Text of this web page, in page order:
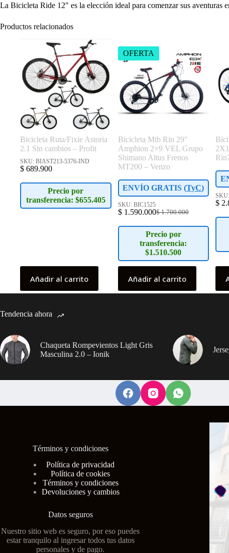
La Bicicleta Ride 12″ es la elección ideal para comenzar sus
Productos relacionados
Bicicleta Ruta/Fixie Astoria
2.1 Sin cambios – Profit
SKU: BIAST213-5376-IND
$ 689.900
Precio por
transferencia: $655.405
Añadir al carrito
OFERTA
Bicicleta Mtb Rin 29″
Amphion 2×9 VEL Grupo
Shimano Altus Frenos
MT200 – Venzo
ENVÍO GRATIS (TyC)
SKU: BIC1525
$1.700.000
El
precio
original
era:
$ 1.700.000.
$1.590.000El
precio
actual
es:
$ 1.590.000.
Precio por
transferencia:
$1.510.500
Añadir al carrito
$
Tendencia ahora
Chaqueta Rompevientos Light Gris
Masculina 2.0 – Ionik
Términos y condiciones
Política de privacidad
Política de cookies
Términos y condiciones
Devoluciones y cambios
Datos seguros
Nuestro sitio web es seguro, por eso puedes
estar tranquilo al ingresar todos tus datos
personales y de pago.